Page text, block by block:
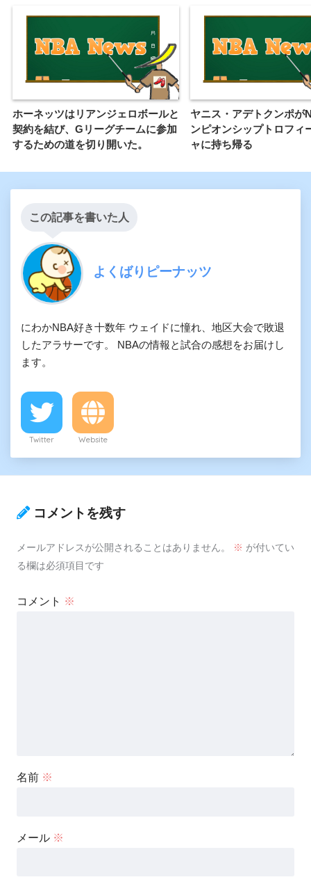
ホーネッツはリアンジェロボールと
契約を結び、Gリーグチームに参加
するための道を切り開いた。
ヤニス・アデトクンポが
ンピオンシップトロフィ
ャに持ち帰る
この記事を書いた人
よくばりピーナッツ
にわかNBA好き十数年 ウェイドに憧れ、地区大会で敗退
したアラサーです。 NBAの情報と試合の感想をお届けし
ます。
Twitter Website
コメントを残す
メールアドレスが公開されることはありません。 ※ が付いてい
る欄は必須項目です
コメント ※
名前 ※
メール ※